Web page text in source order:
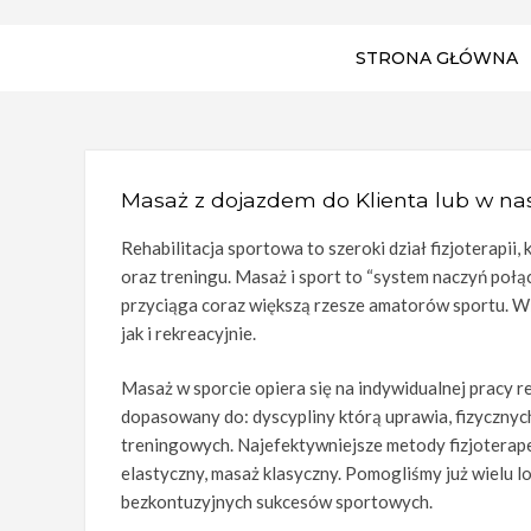
STRONA GŁÓWNA
Masaż z dojazdem do Klienta lub w
Rehabilitacja sportowa to szeroki dział fizjoterapii,
oraz treningu. Masaż i sport to “system naczyń
przyciąga coraz większą rzesze amatorów sportu.
jak i rekreacyjnie.
Masaż w sporcie opiera się na indywidualnej pracy
dopasowany do: dyscypliny którą uprawia,
treningowych. Najefektywniejsze metody
elastyczny, masaż klasyczny. Pomogliśmy już wielu
bezkontuzyjnych sukcesów sportowych.